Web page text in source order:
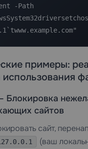
-Path
примеры:
использования
Блокировка
сайтов
сайт,
(ваш